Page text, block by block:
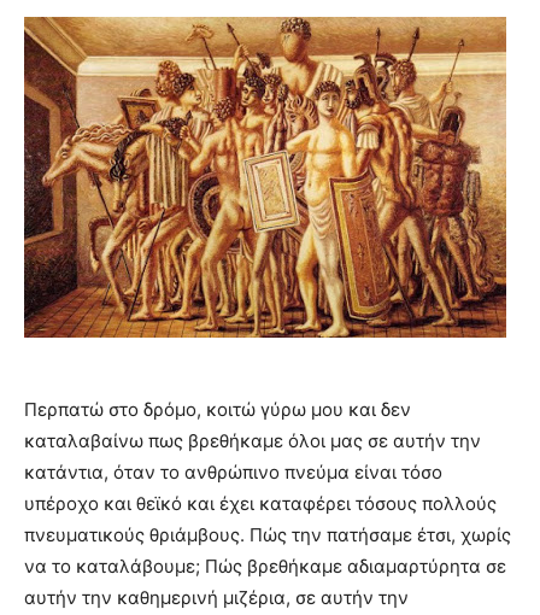
Περπατώ στο δρόμο, κοιτώ γύρω μου και δεν
καταλαβαίνω πως βρεθήκαμε όλοι μας σε αυτήν την
κατάντια, όταν το ανθρώπινο πνεύμα είναι τόσο
υπέροχο και θεϊκό και έχει καταφέρει τόσους πολλούς
πνευματικούς θριάμβους. Πώς την πατήσαμε έτσι, χωρίς
να το καταλάβουμε; Πώς βρεθήκαμε αδιαμαρτύρητα σε
αυτήν την καθημερινή μιζέρια, σε αυτήν την